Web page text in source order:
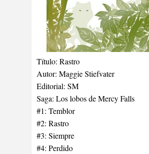
Título: Rastro
Autor: Maggie Stiefvater
Editorial: SM
Saga: Los lobos de Mercy Falls
#1: Temblor
#2: Rastro
#3: Siempre
#4: Perdido